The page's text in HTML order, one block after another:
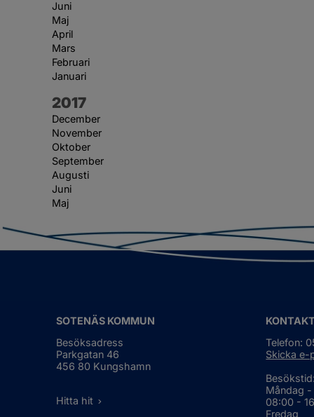
Juni
Maj
April
Mars
Februari
Januari
År:
2017
December
November
Oktober
September
Augusti
Juni
Maj
SOTENÄS KOMMUN
Besöksadress
Parkgatan 46
456 80 Kungshamn
Hitta hit
Telefon:
Skicka e-
Måndag
08:00 -
Fredag